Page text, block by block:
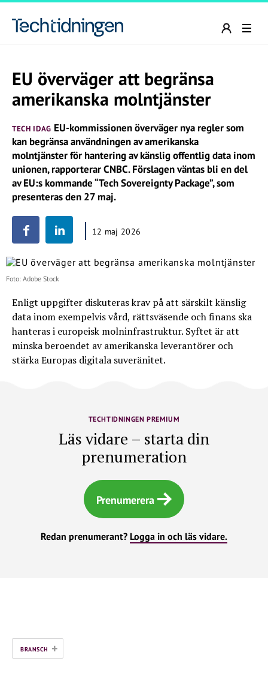
EU överväger att begränsa
amerikanska molntjänster
TECH IDAG EU-kommissionen överväger nya regler som
kan begränsa användningen av amerikanska
molntjänster för hantering av känslig offentlig data inom
unionen, rapporterar CNBC. Förslagen väntas bli en del
av EU:s kommande “Tech Sovereignty Package”, som
presenteras den 27 maj.
12 maj 2026
Foto: Adobe Stock
Enligt uppgifter diskuteras krav på att särskilt känslig
data inom exempelvis vård, rättsväsende och finans ska
hanteras i europeisk molninfrastruktur. Syftet är att
minska beroendet av amerikanska leverantörer och
stärka Europas digitala suveränitet.
TECHTIDNINGEN PREMIUM
Läs vidare – starta din
prenumeration
Prenumerera
Redan prenumerant? Logga in och läs vidare.
BRANSCH +